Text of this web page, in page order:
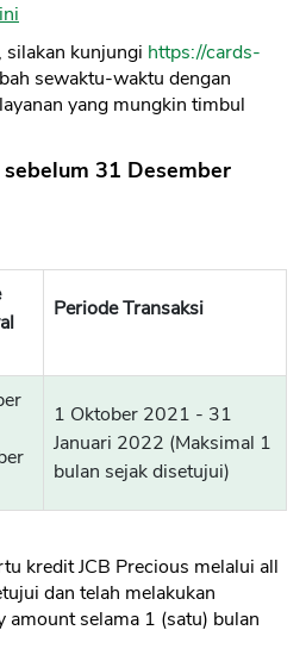
kunjungi https://cards-
sewaktu-waktu dengan
yang mungkin timbul
31 Desember
Periode Transaksi
1 Oktober 2021 - 31
Januari 2022 (Maksimal 1
bulan sejak disetujui)
kredit JCB Precious melalui all
dan telah melakukan
selama 1 (satu) bulan